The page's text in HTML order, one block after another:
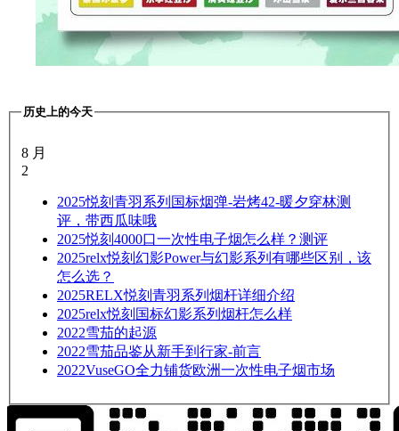
历史上的今天
8 月
2
2025悦刻青羽系列国标烟弹-岩烤42‌-暖夕穿林测
评，带西瓜味哦
2025悦刻4000口一次性电子烟怎么样？测评
2025relx悦刻幻影Power与幻影系列有哪些区别，该
怎么选？
2025RELX悦刻青羽系列烟杆详细介绍
2025relx悦刻国标幻影系列烟杆怎么样
2022雪茄的起源
2022雪茄品鉴从新手到行家-前言
2022VuseGO全力铺货欧洲一次性电子烟市场